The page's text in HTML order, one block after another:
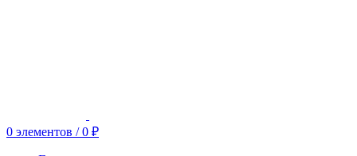
0 элементов / 0 ₽